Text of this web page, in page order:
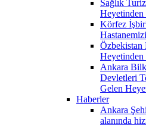
Sağlık
Heyetinden
Körfez
Özbekistan
Heyetinden
Ankara
Devletleri
Gelen
Haberler
Ankara
alanında